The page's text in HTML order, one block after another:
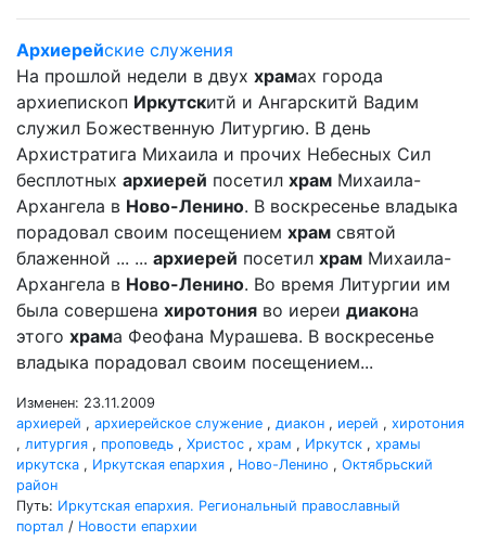
Архиерейские служения
На прошлой недели в двух храмах города
архиепископ Иркутскитй и Ангарскитй Вадим
служил Божественную Литургию. В день
Архистратига Михаила и прочих Небесных Сил
бесплотных архиерей посетил храм Михаила-
Архангела в Ново-Ленино. В воскресенье владыка
порадовал своим посещением храм святой
блаженной ... ... архиерей посетил храм Михаила-
Архангела в Ново-Ленино. Во время Литургии им
была совершена хиротония во иереи диакона
этого храма Феофана Мурашева. В воскресенье
владыка порадовал своим посещением...
Изменен: 23.11.2009
архиерей , архиерейское служение , диакон , иерей , хиротония
, литургия , проповедь , Христос , храм , Иркутск , храмы
иркутска , Иркутская епархия , Ново-Ленино , Октябрьский
район
Путь: Иркутская епархия. Региональный православный
портал / Новости епархии